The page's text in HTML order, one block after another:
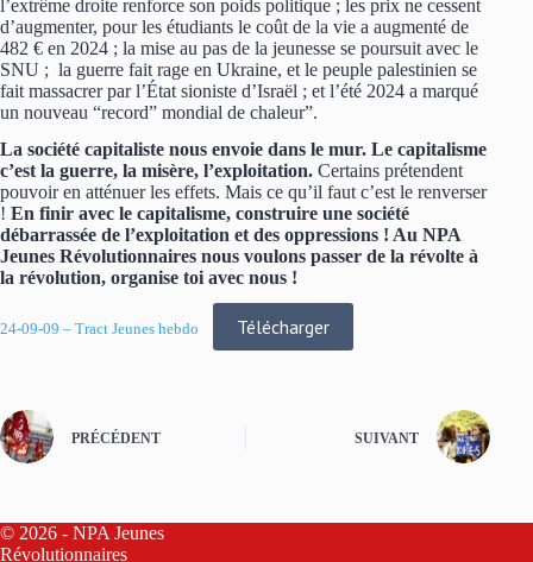
l’extrême droite renforce son poids politique ; les prix ne cessent
d’augmenter, pour les étudiants le coût de la vie a augmenté de
482 € en 2024 ; la mise au pas de la jeunesse se poursuit avec le
SNU ; la guerre fait rage en Ukraine, et le peuple palestinien se
fait massacrer par l’État sioniste d’Israël ; et l’été 2024 a marqué
un nouveau “record” mondial de chaleur”.
La société capitaliste nous envoie dans le mur. Le capitalisme
c’est la guerre, la misère, l’exploitation. Certains prétendent
pouvoir en atténuer les effets. Mais ce qu’il faut c’est le renverser
! En finir avec le capitalisme, construire une société
débarrassée de l’exploitation et des oppressions ! Au NPA
Jeunes Révolutionnaires nous voulons passer de la révolte à
la révolution, organise toi avec nous !
24-09-09 – Tract Jeunes hebdo Télécharger
PRÉCÉDENT SUIVANT
© 2026 - NPA Jeunes
Révolutionnaires